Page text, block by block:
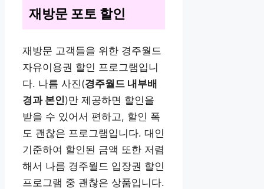
재방문 포토 할인
재방문 고객들을 위한 경주월드
자유이용권 할인 프로그램입니
다. 나름 사진(경주월드 내부배
경과 본인)만 제공하면 할인을
받을 수 있어서 편하고, 할인 폭
도 괜찮은 프로그램입니다. 대인
기준하여 할인된 금액 또한 저렴
해서 나름 경주월드 입장권 할인
프로그램 중 괜찮은 상품입니다.